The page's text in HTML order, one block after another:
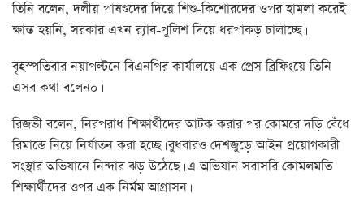
তিনি বলেন, দলীয় পাষণ্ডদের দিয়ে শিশু-কিশোরদের ওপর হামলা করেই
ক্ষান্ত হয়নি, সরকার এখন র‌্যাব-পুলিশ দিয়ে ধরপাকড় চালাচ্ছে।
বৃহস্পতিবার নয়াপল্টনে বিএনপির কার্যালয়ে এক প্রেস ব্রিফিংয়ে তিনি
এসব কথা বলেন০।
রিজভী বলেন, নিরপরাধ শিক্ষার্থীদের আটক করার পর কোমরে দড়ি বেঁধে
রিমান্ডে নিয়ে নির্যাতন করা হচ্ছে। বুধবারও দেশজুড়ে আইন প্রয়োগকারী
সংস্থার অভিযানে নিন্দার ঝড় উঠেছে। এ অভিযান সরাসরি কোমলমতি
শিক্ষার্থীদের ওপর এক নির্মম আগ্রাসন।